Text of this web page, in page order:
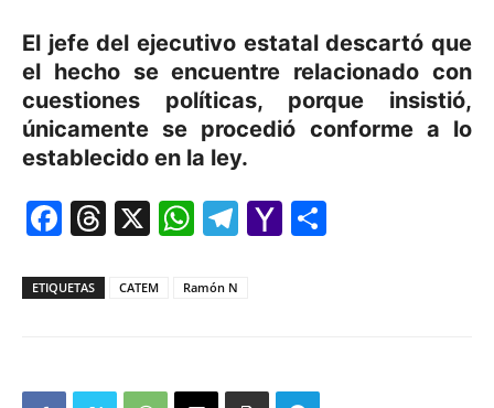
El jefe del ejecutivo estatal descartó que
el hecho se encuentre relacionado con
cuestiones políticas, porque insistió,
únicamente se procedió conforme a lo
establecido en la ley.
Facebook
Threads
X WhatsApp
Telegram
Yahoo
ETIQUETAS CATEM Ramón N